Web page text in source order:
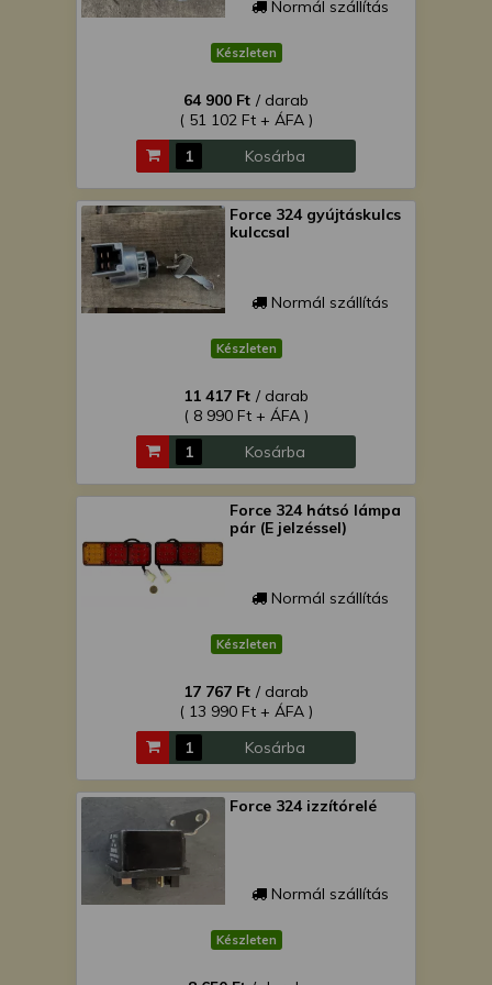
Normál szállítás
Készleten
64 900 Ft / darab
( 51 102 Ft + ÁFA )
Kosárba
Force 324 gyújtáskulcs
kulccsal
Normál szállítás
Készleten
11 417 Ft / darab
( 8 990 Ft + ÁFA )
Kosárba
Force 324 hátsó lámpa
pár (E jelzéssel)
Normál szállítás
Készleten
17 767 Ft / darab
( 13 990 Ft + ÁFA )
Kosárba
Force 324 izzítórelé
Normál szállítás
Készleten